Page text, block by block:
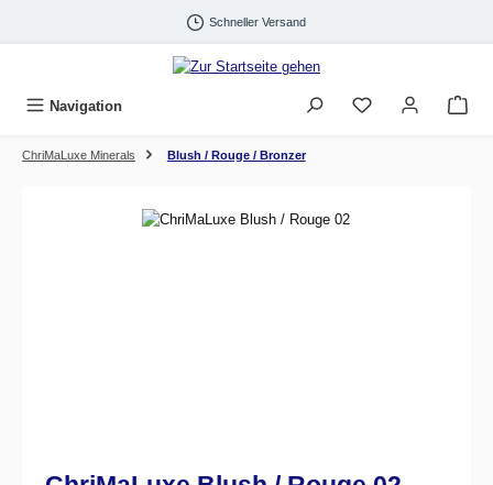
Schneller Versand
Navigation
ChriMaLuxe Minerals Blush / Rouge / Bronzer
Bildergalerie überspringen